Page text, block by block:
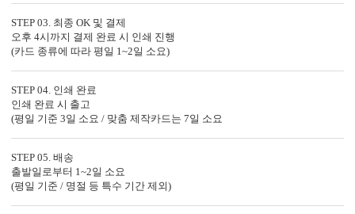
편리함 더하기
STEP 03. 최종 OK 및 결제
오후 4시까지 결제 완료 시 인쇄 진행
(카드 종류에 따라 평일 1~2일 소요)
STEP 04. 인쇄 완료
인쇄 완료 시 출고
(평일 기준 3일 소요 / 맞춤 제작카드는 7일 소요
STEP 05. 배송
출발일로부터 1~2일 소요
(평일 기준 / 명절 등 특수 기간 제외)